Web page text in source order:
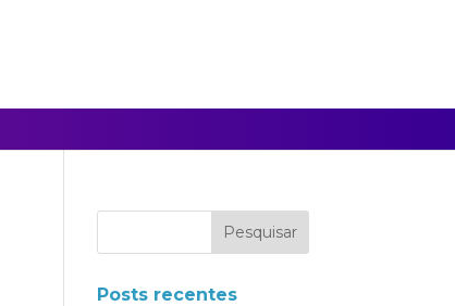
Posts recentes